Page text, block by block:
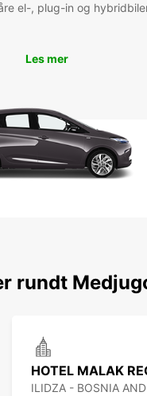
el-, plug-in og
Les mer
rundt
HOTEL MALAK
ILIDZA - BOSNIA